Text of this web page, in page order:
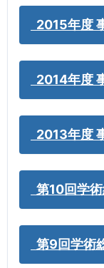
2015年度
2014年度
2013年度
第10回学
第9回学術